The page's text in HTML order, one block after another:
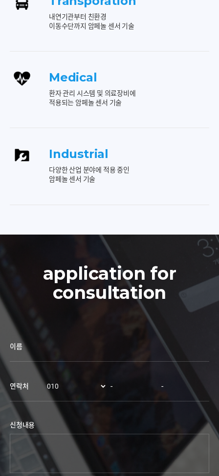
내연기관부터 친환경
이동수단까지 암페놀 센서 기술
Medical
환자 관리 시스템 및 의료장비에
적용되는 암페놀 센서 기술
Industrial
다양한 산업 분야에 적용 중인
암페놀 센서 기술
application for
consultation
이름
연락처 - -
신청내용